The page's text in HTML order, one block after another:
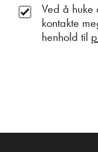
Ved å huke
kontakte
henhold til